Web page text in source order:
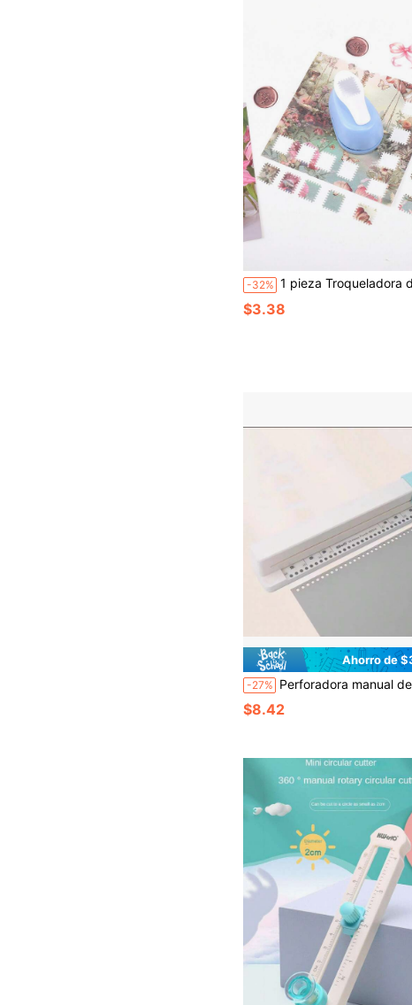
-32% 1 pieza Troqueladora de patrón de sello cuadrado retro, herramienta de perforación creativa de manualidades en rosa y azul - Troqueladora de agujeros de papel cuadrado,
$3.38
Ahorro de
-27% Perforadora manual de 30 agujeros - Espaciado de agujeros ajustable, adecuada para libretas de hojas sueltas, planificadores, perforación de tamaños A4/B5/A5/B6/A6/B7/A7, perforadora de papel de oficina
$8.42